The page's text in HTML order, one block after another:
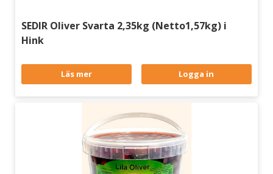
SEDIR Oliver Svarta 2,35kg (Netto1,57kg) i
Hink
Läs mer Logga in